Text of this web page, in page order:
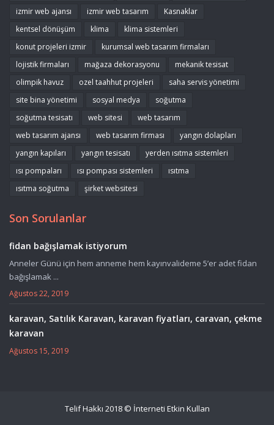
izmir web ajansı
izmir web tasarım
Kasnaklar
kentsel dönüşüm
klima
klima sistemleri
konut projeleri izmir
kurumsal web tasarım firmaları
lojistik firmaları
mağaza dekorasyonu
mekanik tesisat
olimpik havuz
ozel taahhut projeleri
saha servis yönetimi
site bina yönetimi
sosyal medya
soğutma
soğutma tesisatı
web sitesi
web tasarım
web tasarım ajansı
web tasarım firması
yangın dolapları
yangın kapıları
yangın tesisatı
yerden ısıtma sistemleri
ısı pompaları
ısı pompası sistemleri
ısıtma
ısıtma soğutma
şirket websitesi
Son Sorulanlar
fidan bağışlamak istiyorum
Anneler Günü için hem anneme hem kayınvalideme 5’er adet fidan
bağışlamak ...
Ağustos 22, 2019
karavan, Satılık Karavan, karavan fiyatları, caravan, çekme
karavan
Ağustos 15, 2019
Telif Hakkı 2018 © İnterneti Etkin Kullan